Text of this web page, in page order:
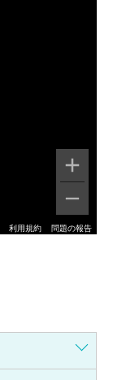
利用規約 問題の報告